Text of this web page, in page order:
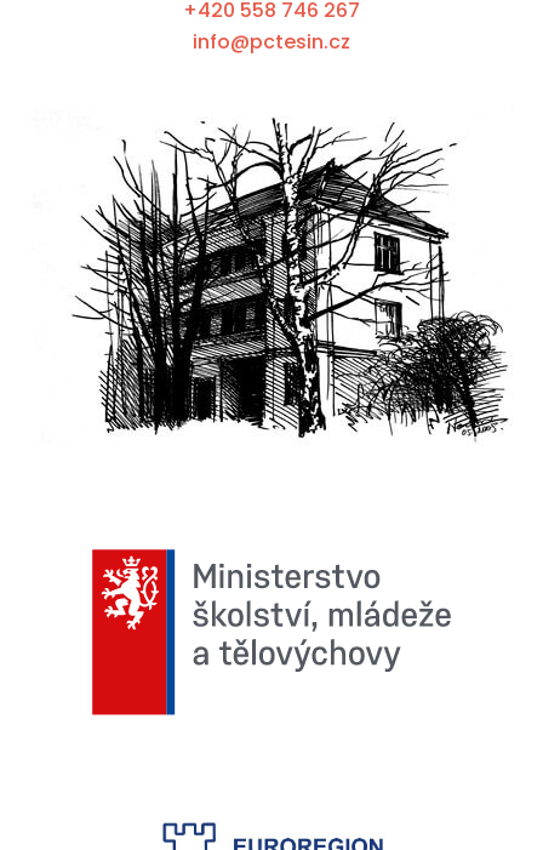
+420 558 746 267
info@pctesin.cz